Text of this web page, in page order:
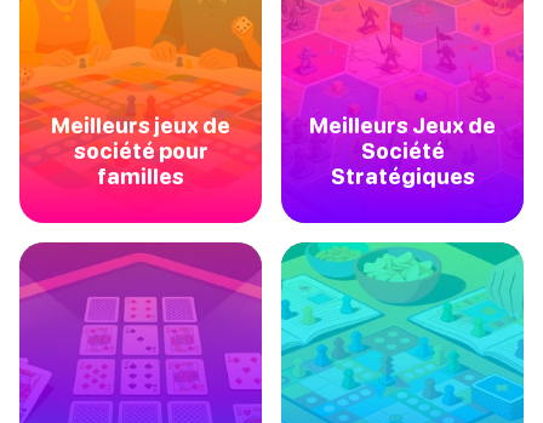
Meilleurs jeux de
société pour
familles
Meilleurs Jeux de
Société
Stratégiques